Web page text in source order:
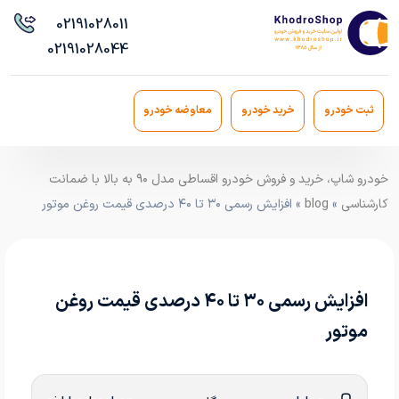
02191028011
02191028044
ثبت خودرو خرید خودرو معاوضه خودرو
خودرو شاپ، خرید و فروش خودرو اقساطی مدل ۹۰ به بالا با ضمانت
کارشناسی »
blog » افزایش رسمی ۳۰ تا ۴۰ درصدی قیمت‌ روغن موتور
افزایش رسمی ۳۰ تا ۴۰ درصدی قیمت‌ روغن
موتور